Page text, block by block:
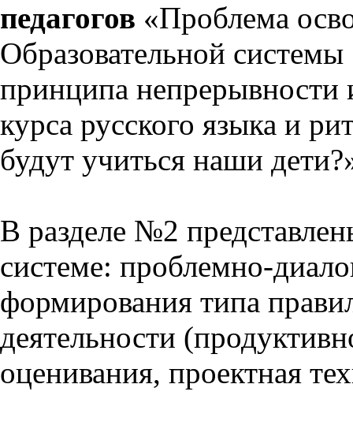
педагогов «Проблема
Образовательной
принципа непрерывности
курса русского языка и
будут учиться наши
В разделе №2
системе: проблемно-
формирования типа
деятельности
оценивания, проектная